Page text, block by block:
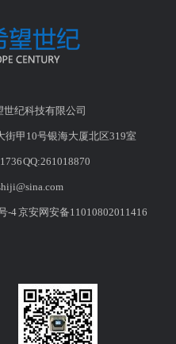
纪科技有限公司
甲10号银海大厦北区319室
QQ:261018870
-4京安网安备11010802011416